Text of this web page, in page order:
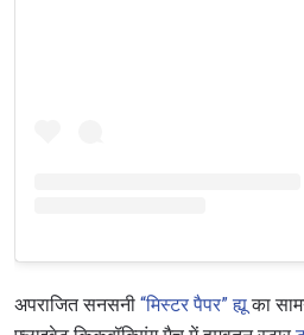
अपराजित सनसनी “मिस्टर पैपर” ह्यूका